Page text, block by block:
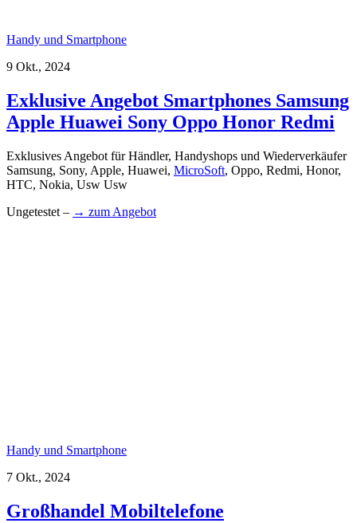
Handy und Smartphone
9 Okt., 2024
Exklusive Angebot Smartphones Samsung
Apple Huawei Sony Oppo Honor Redmi
Exklusives Angebot für Händler, Handyshops und Wiederverkäufer
Samsung, Sony, Apple, Huawei, MicroSoft, Oppo, Redmi, Honor,
HTC, Nokia, Usw Usw
Ungetestet – → zum Angebot
Handy und Smartphone
7 Okt., 2024
Großhandel Mobiltelefone